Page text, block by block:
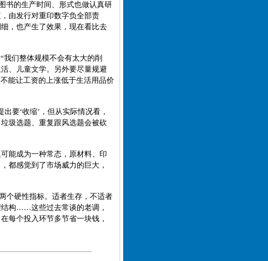
书的生产时间、形式也做认真研
由发行对重印数字负全部责
，也产生了效果，现在看比去
们整体规模不会有太大的削
、儿童文学。另外要尽量规避
能让工资的上涨低于生活用品价
要‘收缩’，但从实际情况看，
圾选题、重复跟风选题会被砍
能成为一种常态，原材料、印
都感觉到了市场威力的巨大，
个硬性指标。适者生存，不适者
结构……这些过去常谈的老调，
每个投入环节多节省一块钱，